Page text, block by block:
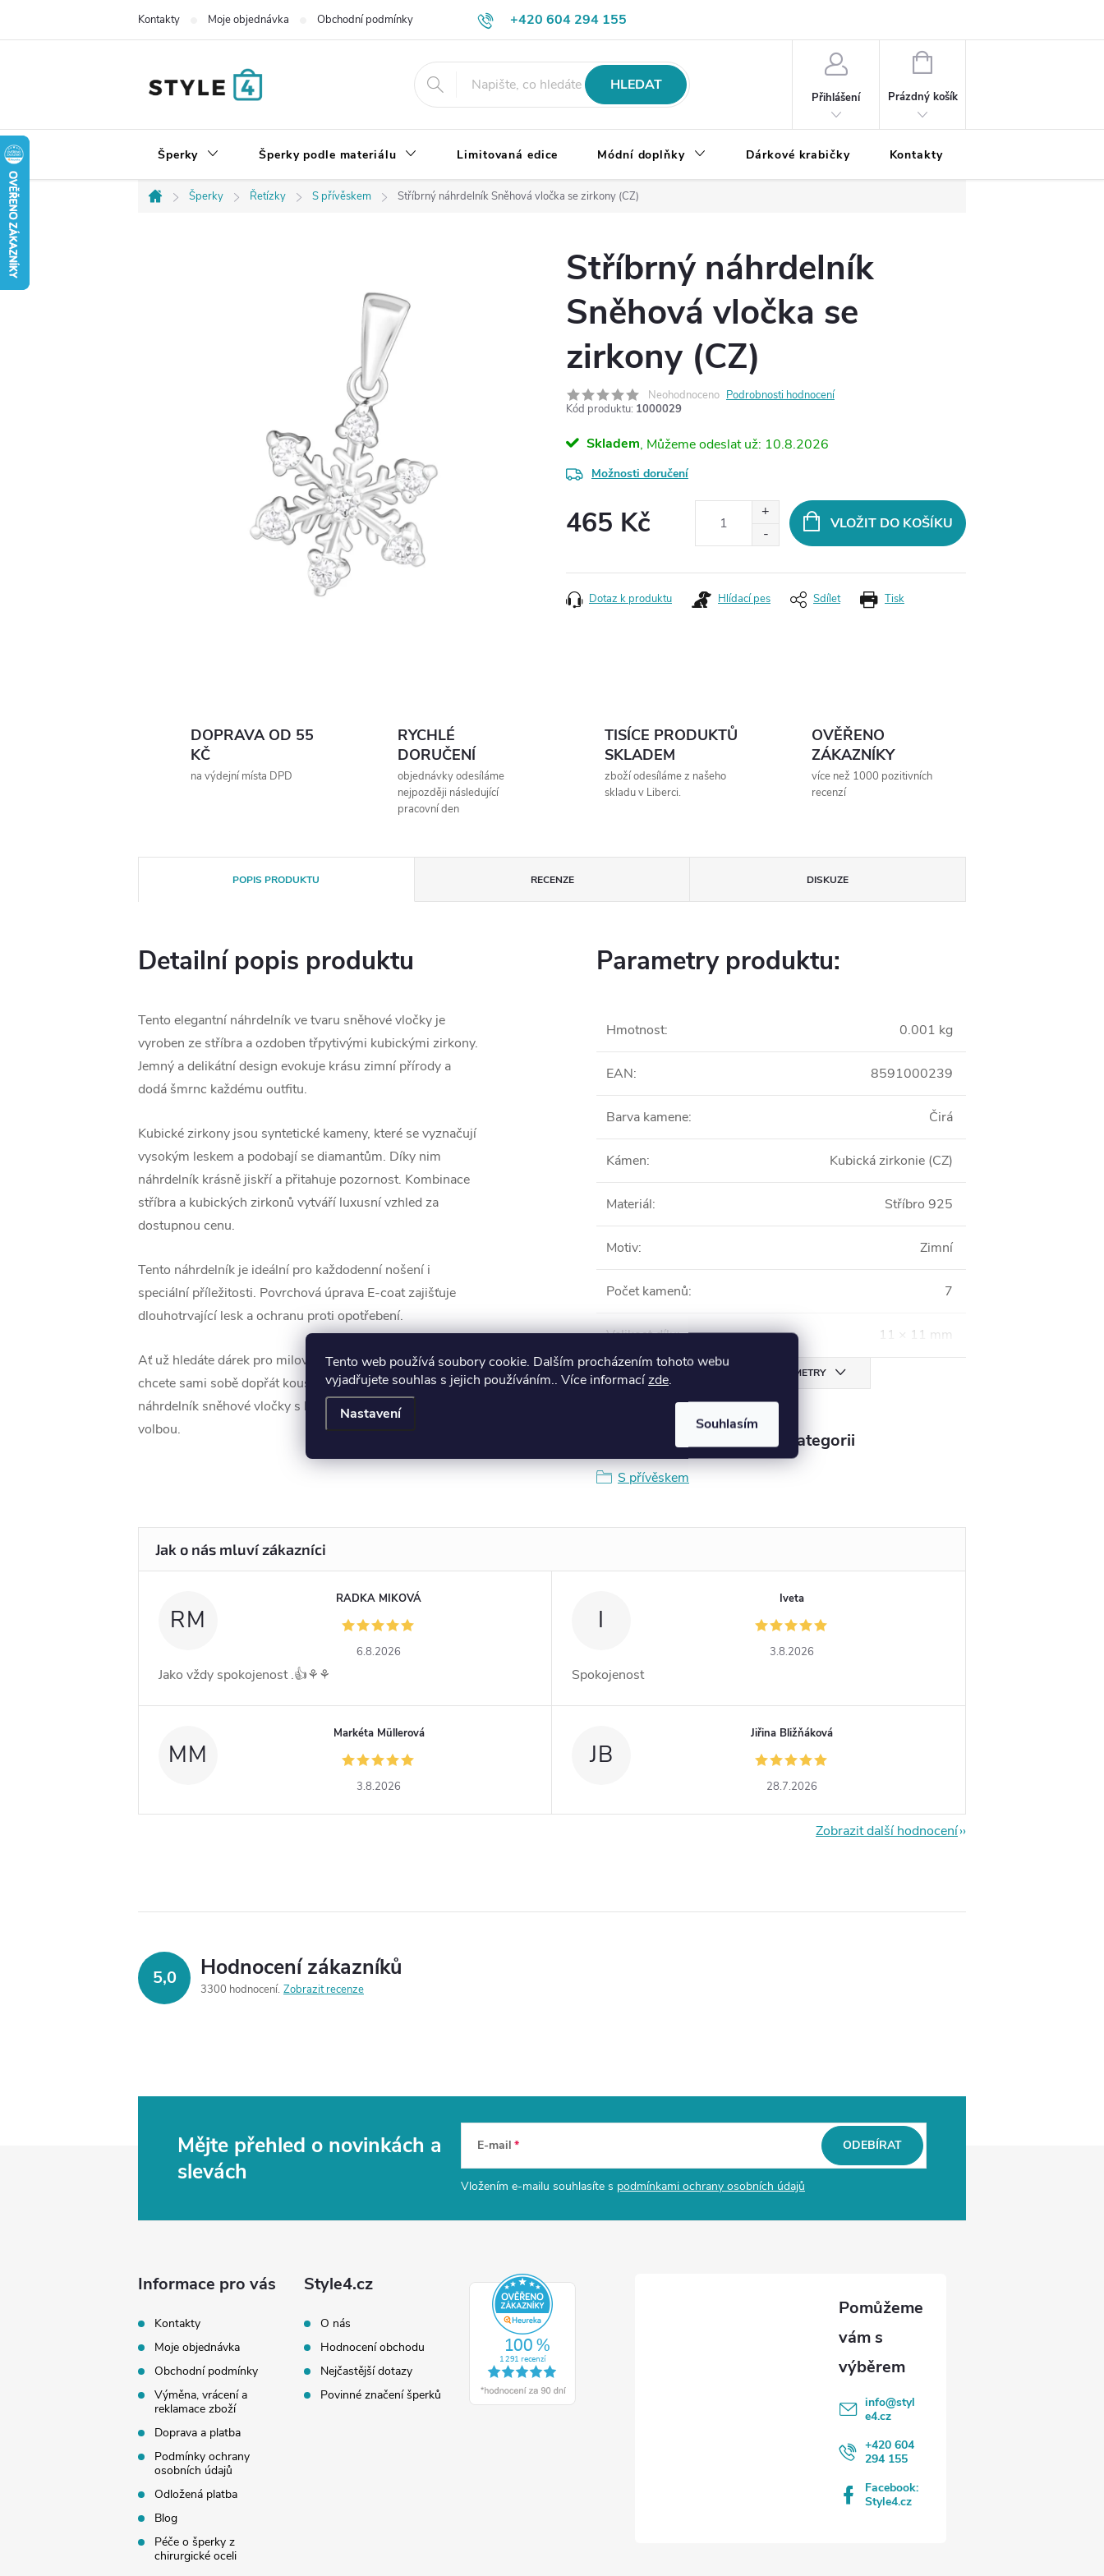
Tento web používá soubory cookie. Dalším procházením tohoto webu
vyjadřujete souhlas s jejich používáním.. Více informacízde.
Nastavení
Souhlasím
+420 604 294 155
Kontakty Moje objednávka Obchodní podmínky Výměna, vrácení a reklamace zboží
HLEDAT
Přihlášení
NÁKUPNÍ
Prázdný košík
Šperky Šperky podle materiálu Limitovaná edice Módní doplňky Dárkové krabičky Kontakty
Domů
Šperky Řetízky S přívěskem Stříbrný náhrdelník Sněhová vločka se zirkony (CZ)
Stříbrný náhrdelník
Sněhová vločka se
zirkony (CZ)
Neohodnoceno Podrobnosti hodnocení
Kód produktu: 1000029
Skladem 10.8.2026
Možnosti doručení
465 Kč VLOŽIT DO KOŠÍKU
Tisk
Dotaz k produktu Hlídací pes Sdílet
DOPRAVA OD 55
KČ
na výdejní místa DPD
RYCHLÉ
DORUČENÍ
objednávky odesíláme
nejpozději následující
pracovní den
TISÍCE PRODUKTŮ
SKLADEM
zboží odesíláme z našeho
skladu v Liberci.
OVĚŘENO
ZÁKAZNÍKY
více než 1000 pozitivních
recenzí
POPIS PRODUKTU RECENZE DISKUZE
Detailní popis produktu
Tento elegantní náhrdelník ve tvaru sněhové vločky je
vyroben ze stříbra a ozdoben třpytivými kubickými zirkony.
Jemný a delikátní design evokuje krásu zimní přírody a
dodá šmrnc každému outfitu.
Kubické zirkony jsou syntetické kameny, které se vyznačují
vysokým leskem a podobají se diamantům. Díky nim
náhrdelník krásně jiskří a přitahuje pozornost. Kombinace
stříbra a kubických zirkonů vytváří luxusní vzhled za
dostupnou cenu.
Tento náhrdelník je ideální pro každodenní nošení i
speciální příležitosti. Povrchová úprava E-coat zajišťuje
dlouhotrvající lesk a ochranu proti opotřebení.
Ať už hledáte dárek pro milovníka zimních motivů nebo
chcete sami sobě dopřát kousek třpytivé elegance, tento
náhrdelník sněhové vločky s kubickými zirkony je skvělou
volbou.
Parametry produktu:
Hmotnost: 0.001 kg
EAN: 8591000239
Barva kamene: Čirá
Kámen: Kubická zirkonie (CZ)
Materiál: Stříbro 925
Motiv: Zimní
Počet kamenů: 7
Velikost dílu: 11 × 11 mm
VŠECHNY PARAMETRY
Produkt naleznete v této kategorii
S přívěskem
RM
RADKA MIKOVÁ
6.8.2026
Jako vždy spokojenost .👍⚘️⚘️
I
Iveta
3.8.2026
Spokojenost
MM
Markéta Müllerová
3.8.2026
JB
Jiřina Bližňáková
28.7.2026
Zobrazit další hodnocení
5,0 Hodnocení zákazníků
3300 hodnocení Zobrazit recenze
Mějte přehled o novinkách a
slevách
E-mail
Vložením e-mailu souhlasíte s podmínkami ochrany osobních údajů
ODEBÍRAT
Informace pro vás
Kontakty
Moje objednávka
Obchodní podmínky
Výměna, vrácení a
reklamace zboží
Doprava a platba
Podmínky ochrany
osobních údajů
Odložená platba
Blog
Péče o šperky z
chirurgické oceli
Style4.cz
O nás
Hodnocení obchodu
Nejčastější dotazy
Povinné značení šperků
info@styl
e4.cz
+420 604
294 155
Facebook:
Style4.cz